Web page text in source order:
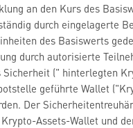
an den Kurs des
durch eingelagerte
des Basiswerts
durch autorisierte
(" hinterlegten
geführte Wallet
Der
Assets-Wallet und